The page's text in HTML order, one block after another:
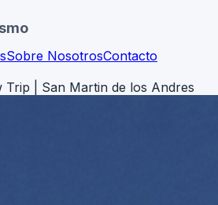
Sobre NosotrosContacto
Trip | San Martin de los Andres